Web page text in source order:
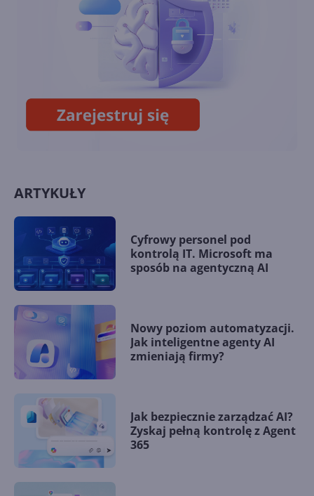
8BitDo wypuści klawiaturę i
mysz w stylu retro Xboksa
ARTYKUŁY
Cyfrowy personel pod
kontrolą IT. Microsoft ma
sposób na agentyczną AI
Nowy poziom automatyzacji.
Jak inteligentne agenty AI
zmieniają firmy?
Jak bezpiecznie zarządzać AI?
Zyskaj pełną kontrolę z Agent
365